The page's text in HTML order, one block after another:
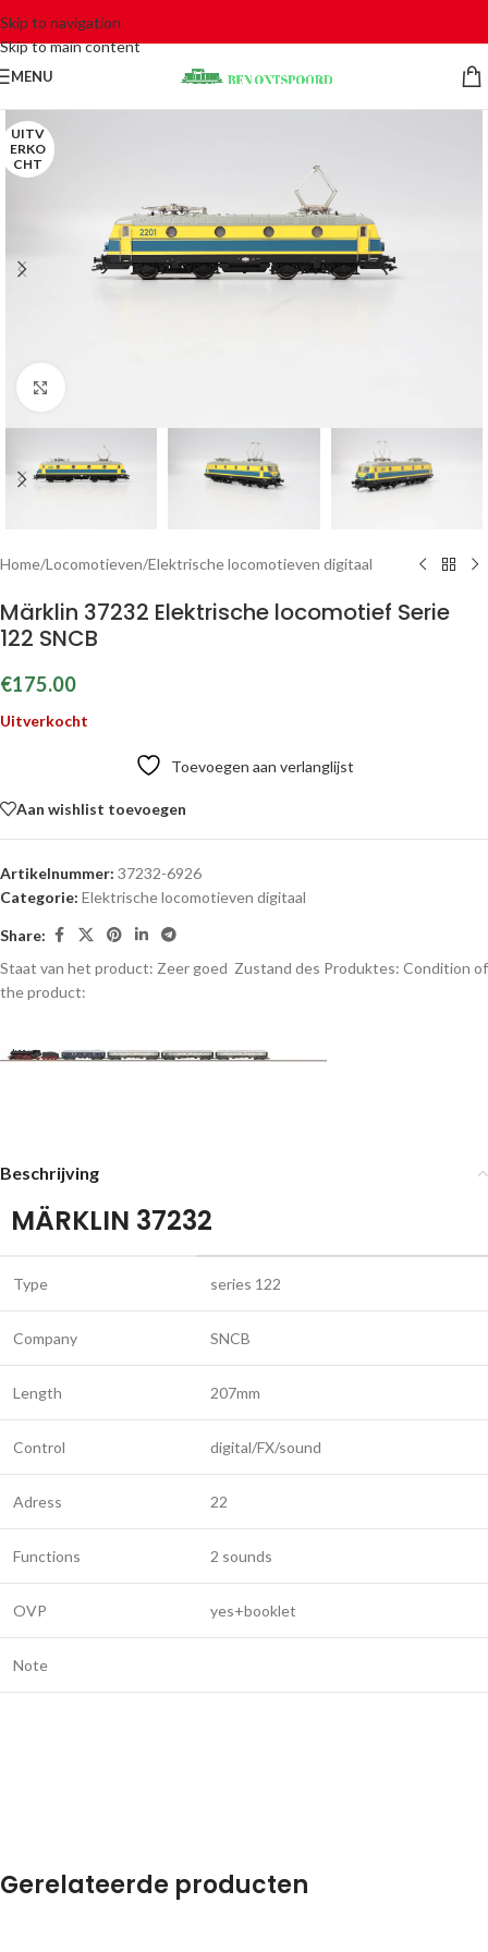
Skip to navigation
Skip to main content
MENU
UITV
ERKO
CHT
Home/Locomotieven/Elektrische locomotieven digitaal
Märklin 37232 Elektrische locomotief Serie
122 SNCB
€175.00
Uitverkocht
Toevoegen aan verlanglijst
Aan wishlist toevoegen
Artikelnummer: 37232-6926
Categorie: Elektrische locomotieven digitaal
Share:
Staat van het product: Zeer goed Zustand des Produktes: Condition of
the product:
Beschrijving
MÄRKLIN 37232
Type series 122
Company SNCB
Length 207mm
Control digital/FX/sound
Adress 22
Functions 2 sounds
OVP yes+booklet
Note
Gerelateerde producten